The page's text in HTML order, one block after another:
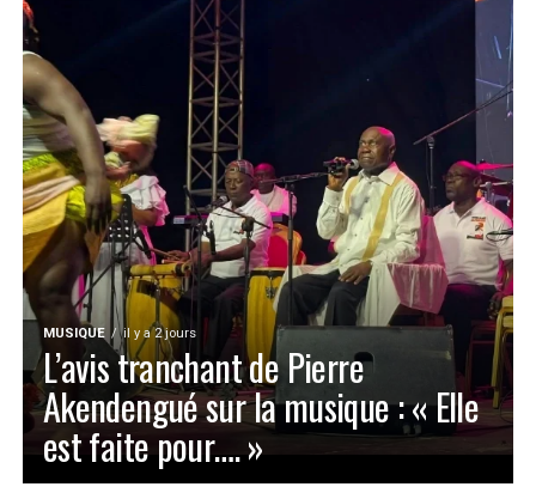
MUSIQUE il y a 2 jours
L’avis tranchant de Pierre
Akendengué sur la musique : « Elle
est faite pour…. »